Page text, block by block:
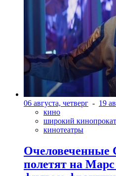
06 августа, четверг - 19
кино
широкий кинопрокат
кинотеатры
полетят на